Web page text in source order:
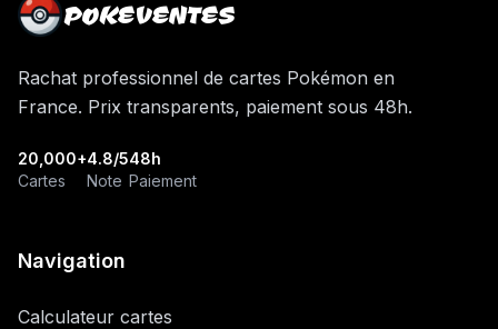
POKEVENTES
Rachat professionnel de cartes Pokémon en
France. Prix transparents, paiement sous 48h.
20,000+
Cartes
4.8/5
Note
48h
Paiement
Navigation
Calculateur cartes